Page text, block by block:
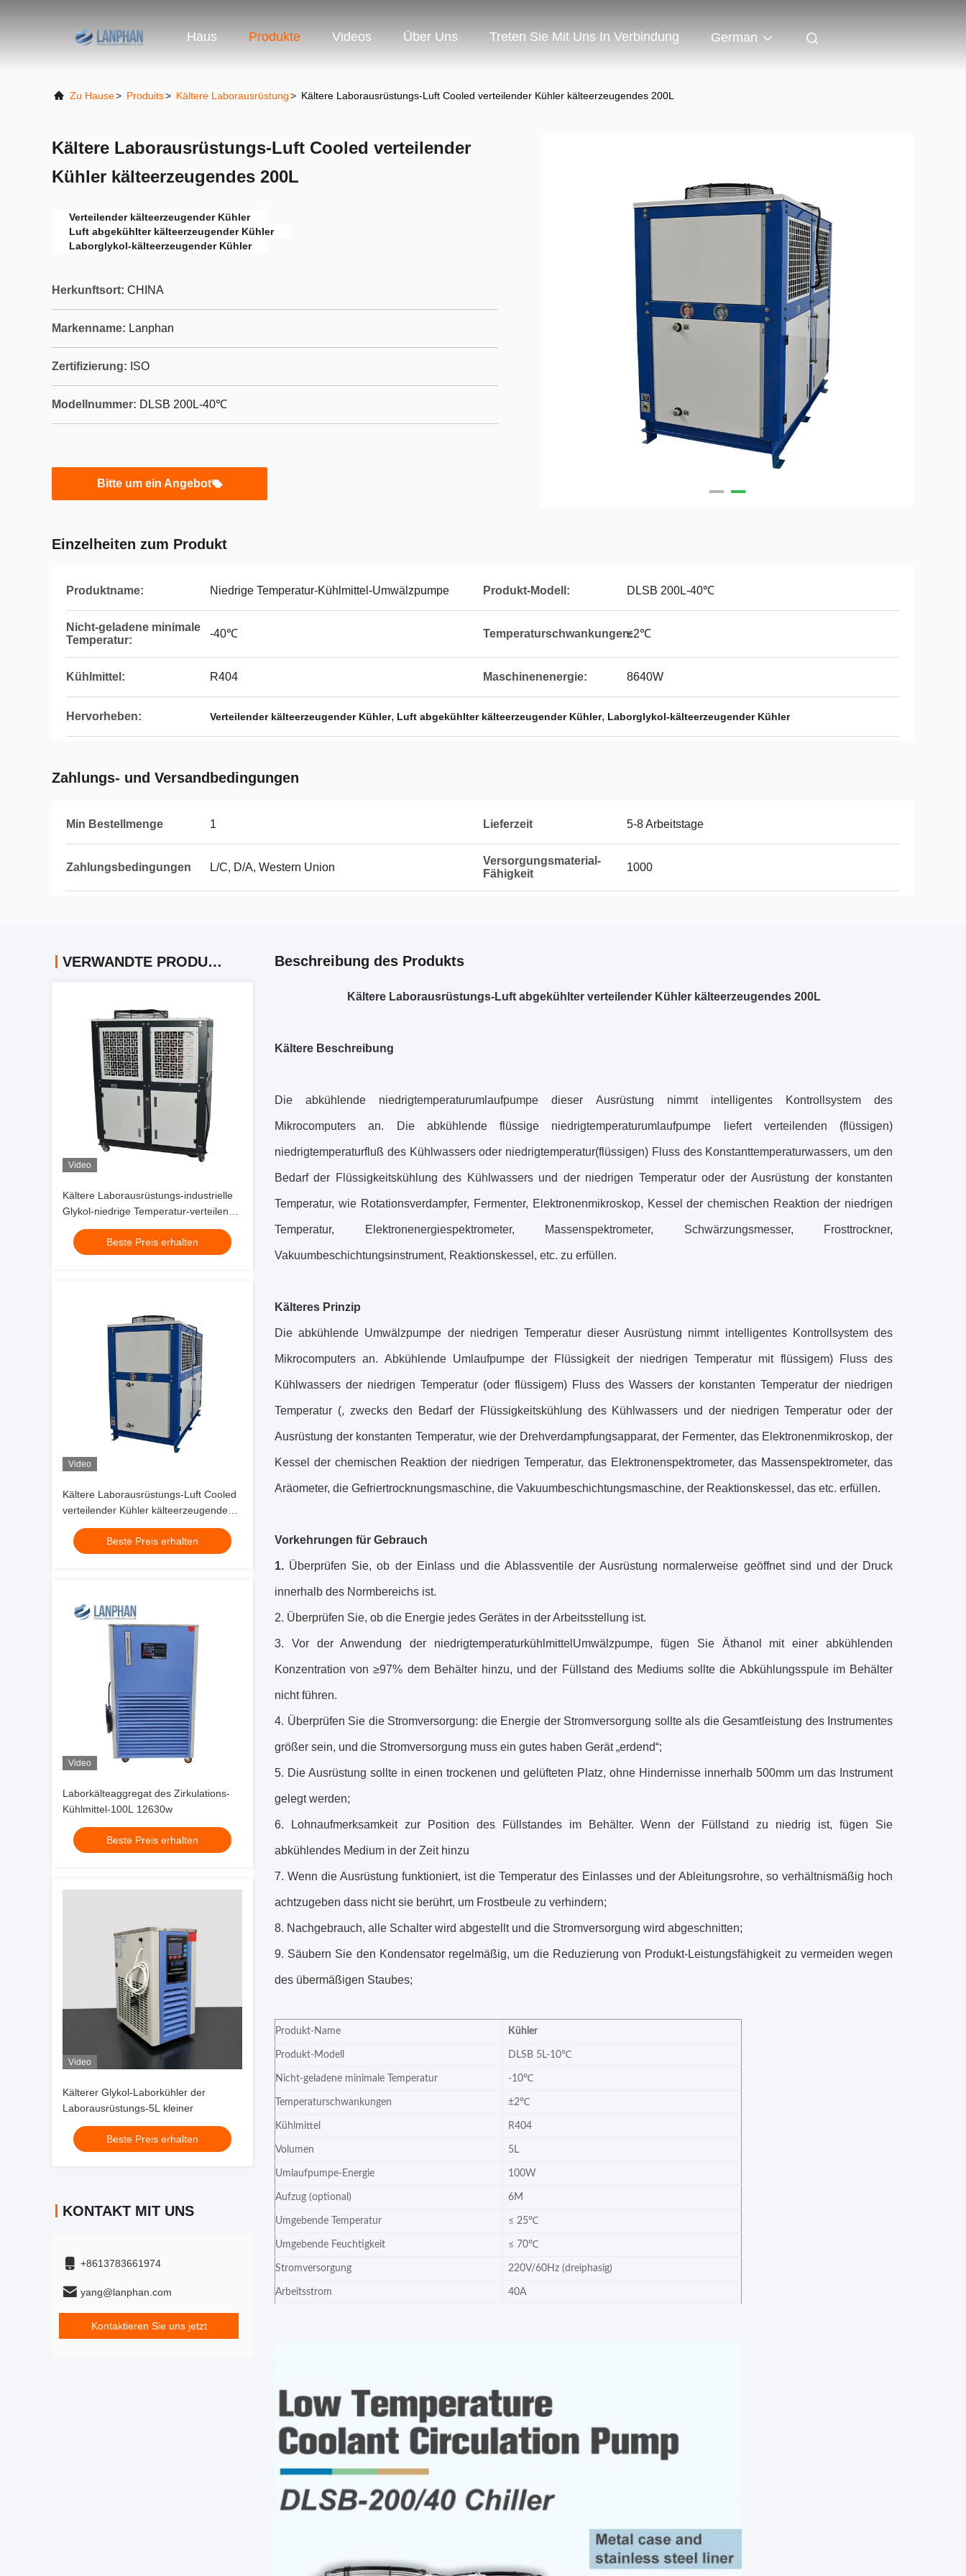
Haus Produkte Videos Über Uns Treten Sie Mit Uns In Verbindung German
Zu Hause> Produits> Kältere Laborausrüstung> Kältere Laborausrüstungs-Luft Cooled verteilender Kühler kälteerzeugendes 200L
Kältere Laborausrüstungs-Luft Cooled verteilender
Kühler kälteerzeugendes 200L
Verteilender kälteerzeugender Kühler
Luft abgekühlter kälteerzeugender Kühler
Laborglykol-kälteerzeugender Kühler
Herkunftsort: CHINA
Markenname: Lanphan
Zertifizierung: ISO
Modellnummer: DLSB 200L-40℃
Bitte um ein Angebot
Einzelheiten zum Produkt
Produktname: Niedrige Temperatur-Kühlmittel-Umwälzpumpe Produkt-Modell: DLSB 200L-40℃
Nicht-geladene minimale
Temperatur:
-40℃ Temperaturschwankungen:±2℃
Kühlmittel: R404 Maschinenenergie: 8640W
Hervorheben: Verteilender kälteerzeugender Kühler, Luft abgekühlter kälteerzeugender Kühler, Laborglykol-kälteerzeugender Kühler
Zahlungs- und Versandbedingungen
Min Bestellmenge 1 Lieferzeit 5-8 Arbeitstage
Zahlungsbedingungen L/C, D/A, Western Union
Versorgungsmaterial-
Fähigkeit
1000
VERWANDTE PRODUKTE
Video
Kältere Laborausrüstungs-industrielle
Glykol-niedrige Temperatur-verteilende
Kühlmittel-Pumpe 200L
Beste Preis erhalten
Video
Kältere Laborausrüstungs-Luft Cooled
verteilender Kühler kälteerzeugendes
200L
Beste Preis erhalten
Video
Laborkälteaggregat des Zirkulations-
Kühlmittel-100L 12630w
Beste Preis erhalten
Video
Kälterer Glykol-Laborkühler der
Laborausrüstungs-5L kleiner
Beste Preis erhalten
KONTAKT MIT UNS
+8613783661974
yang@lanphan.com
Kontaktieren Sie uns jetzt
Beschreibung des Produkts
Kältere Laborausrüstungs-Luft abgekühlter verteilender Kühler kälteerzeugendes 200L
Kältere Beschreibung
Die abkühlende niedrigtemperaturumlaufpumpe dieser Ausrüstung nimmt intelligentes Kontrollsystem des
Mikrocomputers an. Die abkühlende flüssige niedrigtemperaturumlaufpumpe liefert verteilenden (flüssigen)
niedrigtemperaturfluß des Kühlwassers oder niedrigtemperatur(flüssigen) Fluss des Konstanttemperaturwassers, um den
Bedarf der Flüssigkeitskühlung des Kühlwassers und der niedrigen Temperatur oder der Ausrüstung der konstanten
Temperatur, wie Rotationsverdampfer, Fermenter, Elektronenmikroskop, Kessel der chemischen Reaktion der niedrigen
Temperatur, Elektronenergiespektrometer, Massenspektrometer, Schwärzungsmesser, Frosttrockner,
Vakuumbeschichtungsinstrument, Reaktionskessel, etc. zu erfüllen.
Kälteres Prinzip
Die abkühlende Umwälzpumpe der niedrigen Temperatur dieser Ausrüstung nimmt intelligentes Kontrollsystem des
Mikrocomputers an. Abkühlende Umlaufpumpe der Flüssigkeit der niedrigen Temperatur mit flüssigem) Fluss des
Kühlwassers der niedrigen Temperatur (oder flüssigem) Fluss des Wassers der konstanten Temperatur der niedrigen
Temperatur (, zwecks den Bedarf der Flüssigkeitskühlung des Kühlwassers und der niedrigen Temperatur oder der
Ausrüstung der konstanten Temperatur, wie der Drehverdampfungsapparat, der Fermenter, das Elektronenmikroskop, der
Kessel der chemischen Reaktion der niedrigen Temperatur, das Elektronenspektrometer, das Massenspektrometer, das
Aräometer, die Gefriertrocknungsmaschine, die Vakuumbeschichtungsmaschine, der Reaktionskessel, das etc. erfüllen.
Vorkehrungen für Gebrauch
1. Überprüfen Sie, ob der Einlass und die Ablassventile der Ausrüstung normalerweise geöffnet sind und der Druck
innerhalb des Normbereichs ist.
2. Überprüfen Sie, ob die Energie jedes Gerätes in der Arbeitsstellung ist.
3. Vor der Anwendung der niedrigtemperaturkühlmittelUmwälzpumpe, fügen Sie Äthanol mit einer abkühlenden
Konzentration von ≥97% dem Behälter hinzu, und der Füllstand des Mediums sollte die Abkühlungsspule im Behälter
nicht führen.
4. Überprüfen Sie die Stromversorgung: die Energie der Stromversorgung sollte als die Gesamtleistung des Instrumentes
größer sein, und die Stromversorgung muss ein gutes haben Gerät „erdend“;
5. Die Ausrüstung sollte in einen trockenen und gelüfteten Platz, ohne Hindernisse innerhalb 500mm um das Instrument
gelegt werden;
6. Lohnaufmerksamkeit zur Position des Füllstandes im Behälter. Wenn der Füllstand zu niedrig ist, fügen Sie
abkühlendes Medium in der Zeit hinzu
7. Wenn die Ausrüstung funktioniert, ist die Temperatur des Einlasses und der Ableitungsrohre, so verhältnismäßig hoch
achtzugeben dass nicht sie berührt, um Frostbeule zu verhindern;
8. Nachgebrauch, alle Schalter wird abgestellt und die Stromversorgung wird abgeschnitten;
9. Säubern Sie den Kondensator regelmäßig, um die Reduzierung von Produkt-Leistungsfähigkeit zu vermeiden wegen
des übermäßigen Staubes;
Produkt-Name Kühler
Produkt-Modell DLSB 5L-10℃
Nicht-geladene minimale Temperatur -10℃
Temperaturschwankungen ±2℃
Kühlmittel R404
Volumen 5L
Umlaufpumpe-Energie 100W
Aufzug (optional) 6M
Umgebende Temperatur ≤ 25℃
Umgebende Feuchtigkeit ≤ 70℃
Stromversorgung 220V/60Hz (dreiphasig)
Arbeitsstrom 40A